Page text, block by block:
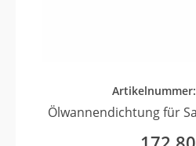
Ölwannendichtung für